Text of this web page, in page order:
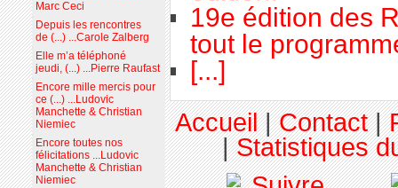
19e édition des
tout le
[...]
Marc Ceci
Depuis les rencontres
de (...) ...Carole Zalberg
Elle m’a téléphoné
jeudi, (...) ...Pierre Raufast
Encore mille mercis pour
ce (...) ...Ludovic
Manchette & Christian
Niemiec
Encore toutes nos
félicitations ...Ludovic
Manchette & Christian
Niemiec
Accueil|Contact|
|Statistiques